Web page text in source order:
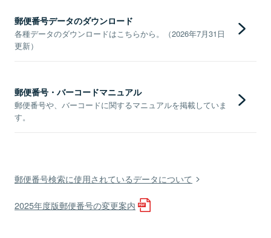
郵便番号データのダウンロード
各種データのダウンロードはこちらから。（2026年7月31日
更新）
郵便番号・バーコードマニュアル
郵便番号や、バーコードに関するマニュアルを掲載していま
す。
郵便番号検索に使用されているデータについて
2025年度版郵便番号の変更案内